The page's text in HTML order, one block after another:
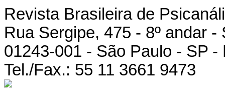
Revista Brasileira de
Rua Sergipe, 475 - 8º andar -
01243-001 - São Paulo - SP -
Tel./Fax.: 55 11 3661 9473